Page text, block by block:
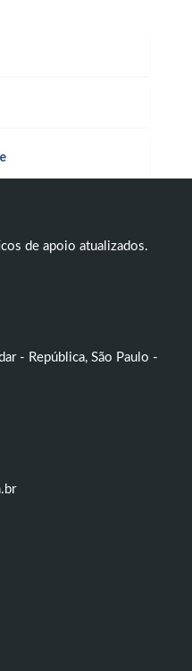
de apoio atualizados.
- República, São Paulo -